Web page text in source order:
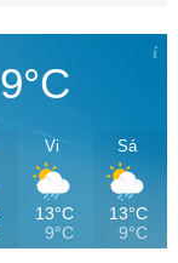
9°C
Vi
13°C
9°C
Sá
13°C
9°C